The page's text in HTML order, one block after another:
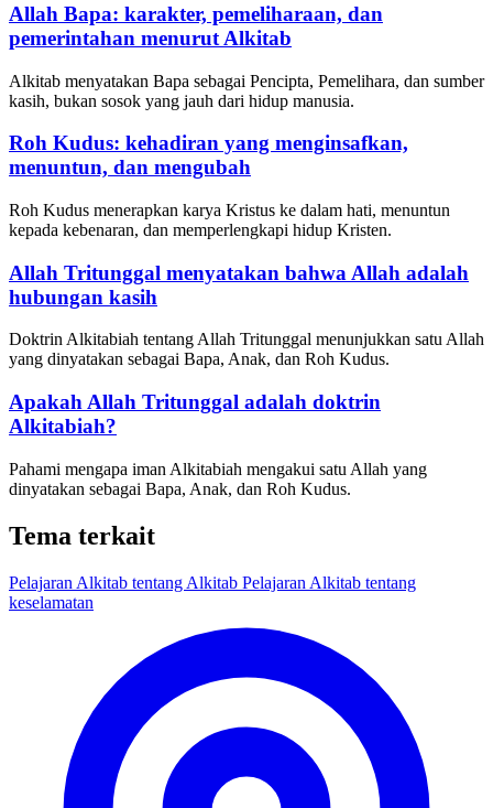
Allah Bapa: karakter, pemeliharaan, dan
pemerintahan menurut Alkitab
Alkitab menyatakan Bapa sebagai Pencipta, Pemelihara, dan sumber
kasih, bukan sosok yang jauh dari hidup manusia.
Roh Kudus: kehadiran yang menginsafkan,
menuntun, dan mengubah
Roh Kudus menerapkan karya Kristus ke dalam hati, menuntun
kepada kebenaran, dan memperlengkapi hidup Kristen.
Allah Tritunggal menyatakan bahwa Allah adalah
hubungan kasih
Doktrin Alkitabiah tentang Allah Tritunggal menunjukkan satu Allah
yang dinyatakan sebagai Bapa, Anak, dan Roh Kudus.
Apakah Allah Tritunggal adalah doktrin
Alkitabiah?
Pahami mengapa iman Alkitabiah mengakui satu Allah yang
dinyatakan sebagai Bapa, Anak, dan Roh Kudus.
Tema terkait
Pelajaran Alkitab tentang Alkitab Pelajaran Alkitab tentang
keselamatan